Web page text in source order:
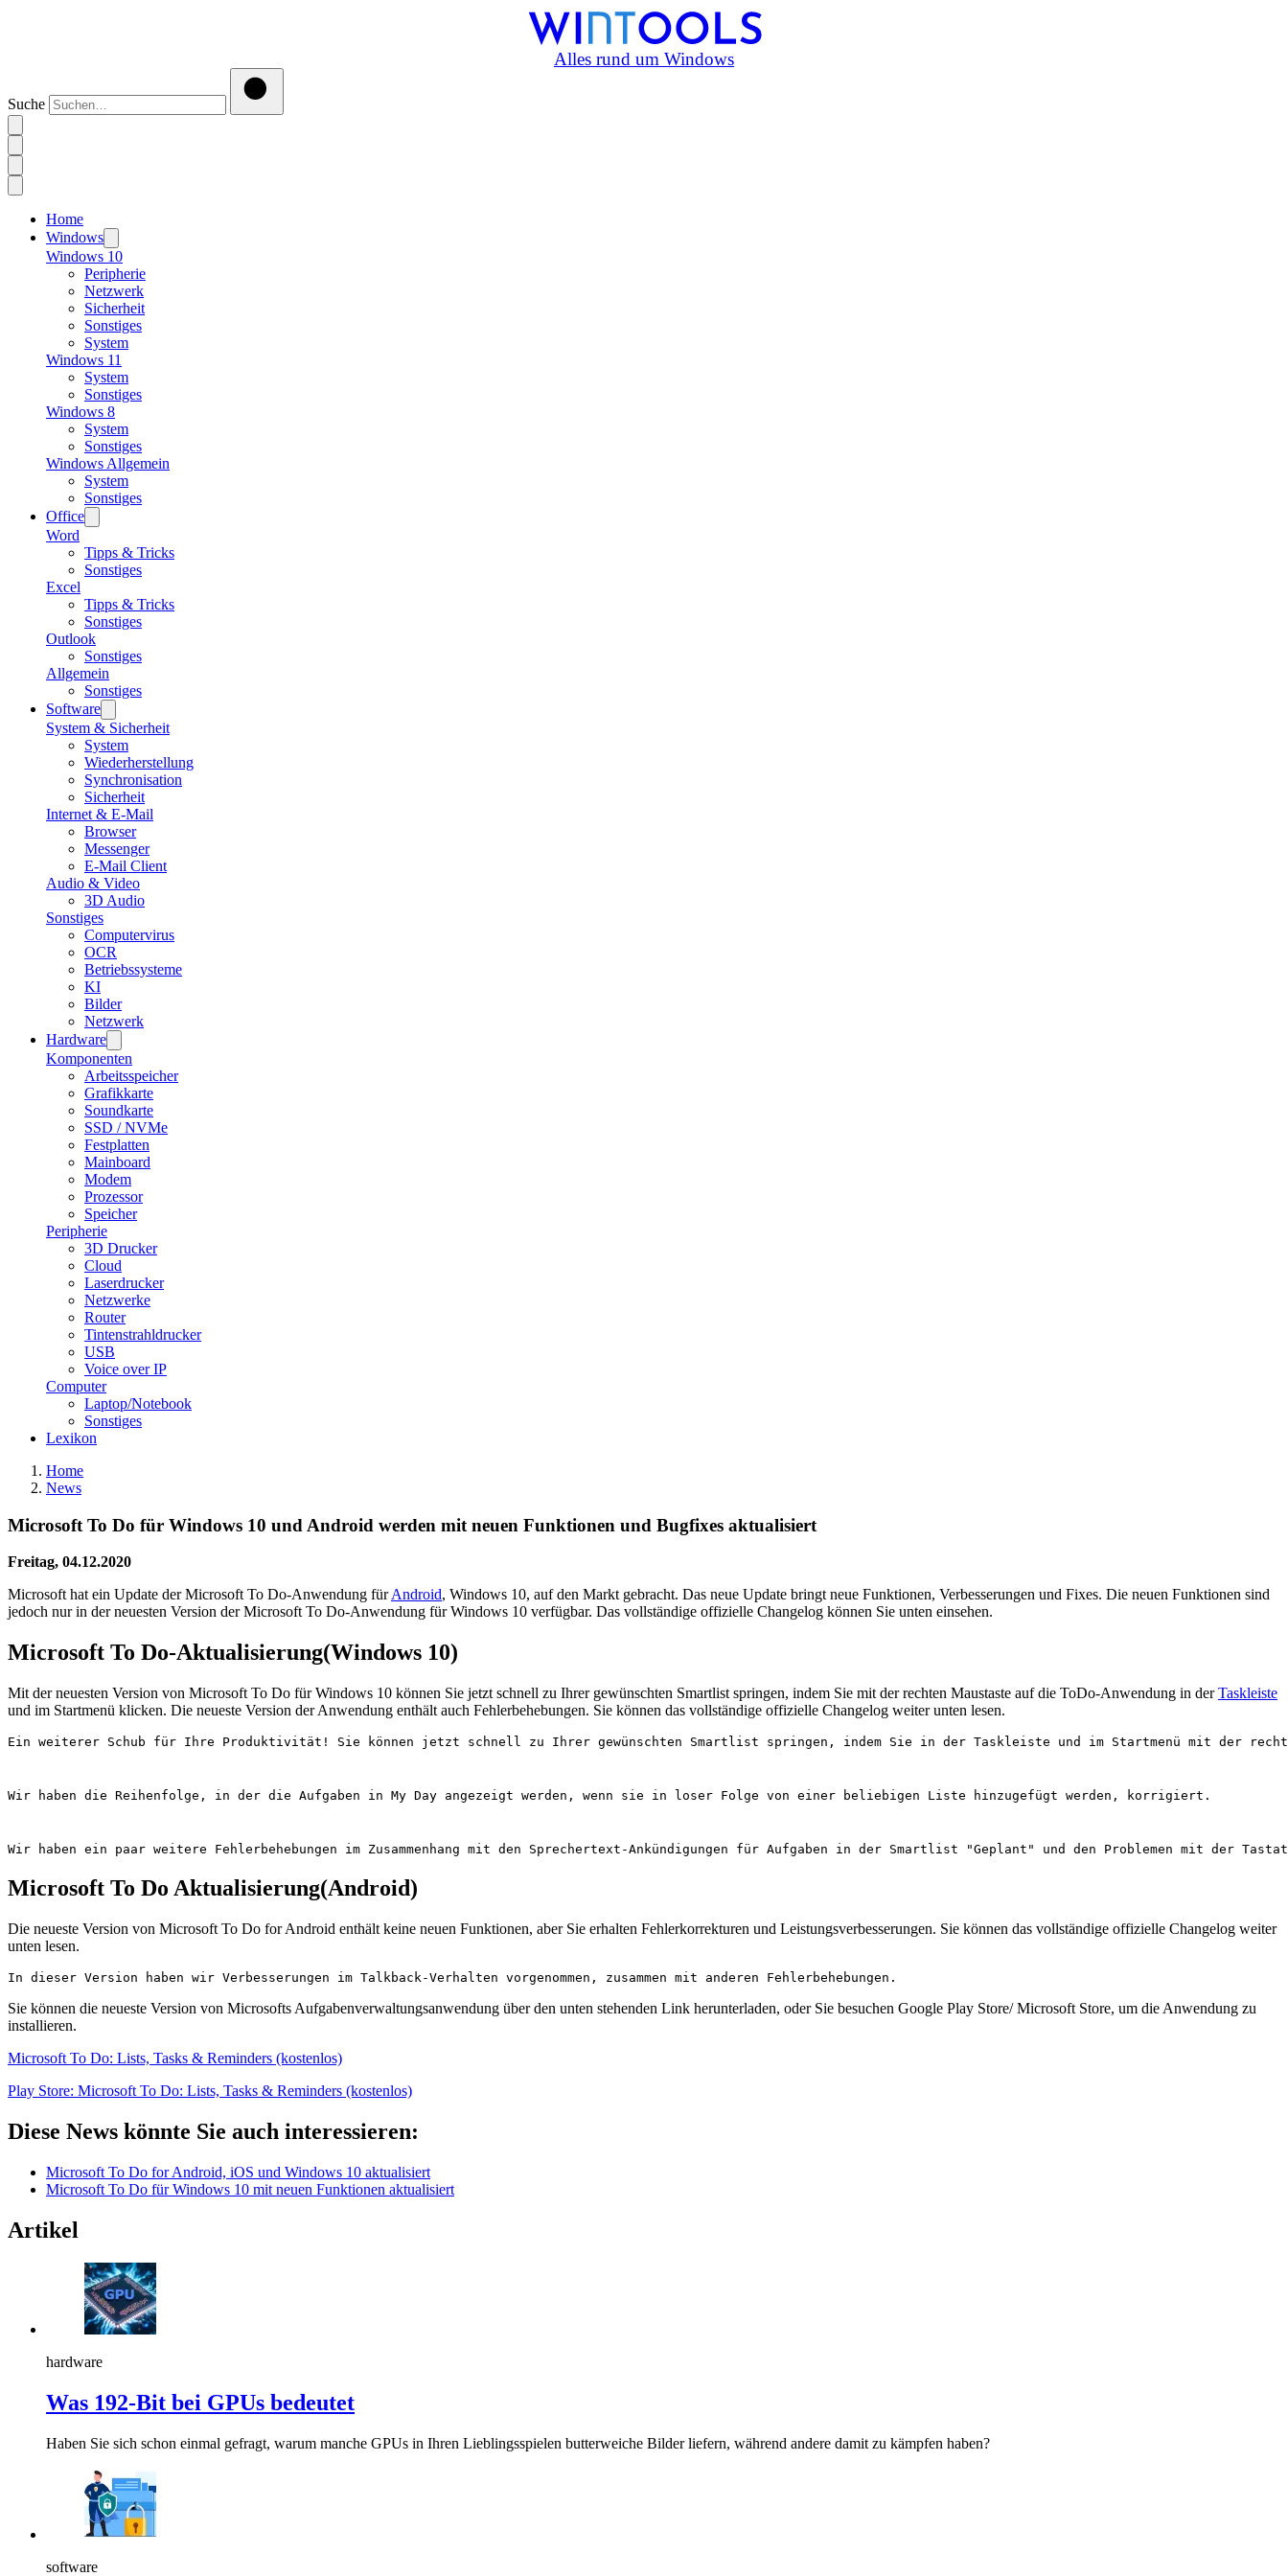
Alles rund um Windows
Suche
Home
Windows
Windows 10
Peripherie
Netzwerk
Sicherheit
Sonstiges
System
Windows 11
System
Sonstiges
Windows 8
System
Sonstiges
Windows Allgemein
System
Sonstiges
Office
Word
Tipps & Tricks
Sonstiges
Excel
Tipps & Tricks
Sonstiges
Outlook
Sonstiges
Allgemein
Sonstiges
Software
System & Sicherheit
System
Wiederherstellung
Synchronisation
Sicherheit
Internet & E-Mail
Browser
Messenger
E-Mail Client
Audio & Video
3D Audio
Sonstiges
Computervirus
OCR
Betriebssysteme
KI
Bilder
Netzwerk
Hardware
Komponenten
Arbeitsspeicher
Grafikkarte
Soundkarte
SSD / NVMe
Festplatten
Mainboard
Modem
Prozessor
Speicher
Peripherie
3D Drucker
Cloud
Laserdrucker
Netzwerke
Router
Tintenstrahldrucker
USB
Voice over IP
Computer
Laptop/Notebook
Sonstiges
Lexikon
Home
News
Microsoft To Do für Windows 10 und Android werden mit neuen Funktionen und Bugfixes aktualisiert
Freitag, 04.12.2020
Microsoft hat ein Update der Microsoft To Do-Anwendung fürAndroid, Windows 10, auf den Markt gebracht. Das neue Update bringt neue Funktionen, Verbesserungen und Fixes. Die neuen Funktionen sind
jedoch nur in der neuesten Version der Microsoft To Do-Anwendung für Windows 10 verfügbar. Das vollständige offizielle Changelog können Sie unten einsehen.
Microsoft To Do-Aktualisierung(Windows 10)
Mit der neuesten Version von Microsoft To Do für Windows 10 können Sie jetzt schnell zu Ihrer gewünschten Smartlist springen, indem Sie mit der rechten Maustaste auf die ToDo-Anwendung in derTaskleiste
und im Startmenü klicken. Die neueste Version der Anwendung enthält auch Fehlerbehebungen. Sie können das vollständige offizielle Changelog weiter unten lesen.
Ein weiterer Schub für Ihre Produktivität! Sie können jetzt schnell zu Ihrer gewünschten Smartlist springen, indem Sie in der Taskleiste und im Startmenü mit der
Wir haben die Reihenfolge, in der die Aufgaben in My Day angezeigt werden, wenn sie in loser Folge von einer beliebigen Liste hinzugefügt werden, korrigiert.
Wir haben ein paar weitere Fehlerbehebungen im Zusammenhang mit den Sprechertext-Ankündigungen für Aufgaben in der Smartlist "Geplant" und den Problemen mit der
Microsoft To Do Aktualisierung(Android)
Die neueste Version von Microsoft To Do for Android enthält keine neuen Funktionen, aber Sie erhalten Fehlerkorrekturen und Leistungsverbesserungen. Sie können das vollständige offizielle Changelog weiter
unten lesen.
In dieser Version haben wir Verbesserungen im Talkback-Verhalten vorgenommen, zusammen mit anderen Fehlerbehebungen.
Sie können die neueste Version von Microsofts Aufgabenverwaltungsanwendung über den unten stehenden Link herunterladen, oder Sie besuchen Google Play Store/ Microsoft Store, um die Anwendung zu
installieren.
Microsoft To Do: Lists, Tasks & Reminders (kostenlos)
Play Store: Microsoft To Do: Lists, Tasks & Reminders (kostenlos)
Diese News könnte Sie auch interessieren:
Microsoft To Do for Android, iOS und Windows 10 aktualisiert
Microsoft To Do für Windows 10 mit neuen Funktionen aktualisiert
Artikel
hardware
Was 192-Bit bei GPUs bedeutet
Haben Sie sich schon einmal gefragt, warum manche GPUs in Ihren Lieblingsspielen butterweiche Bilder liefern, während andere damit zu kämpfen haben?
software